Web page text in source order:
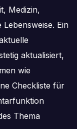
Medizin,
Ein
aktualisiert,
wie
Checkliste für
Thema